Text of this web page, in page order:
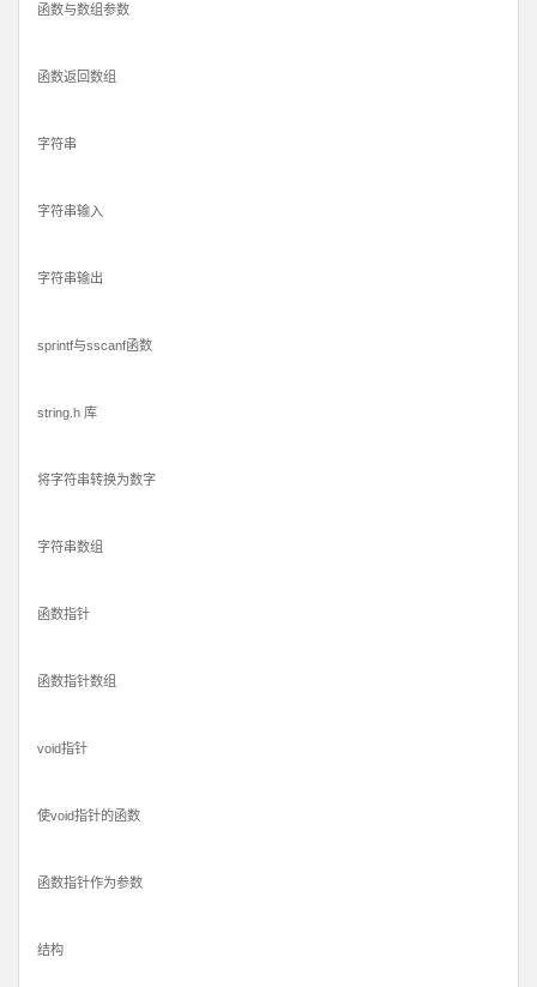
函数与数组参数
函数返回数组
字符串
字符串输入
字符串输出
sprintf与sscanf函数
string.h 库
将字符串转换为数字
字符串数组
函数指针
函数指针数组
void指针
使void指针的函数
函数指针作为参数
结构